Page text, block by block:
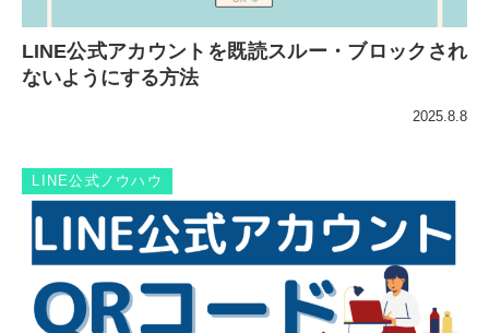
LINE公式アカウントを既読スルー・ブロックされ
ないようにする方法
2025.8.8
LINE公式ノウハウ